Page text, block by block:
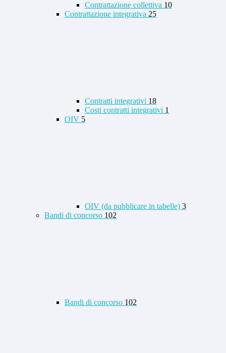
Contrattazione collettiva 10
Contrattazione integrativa 25
Contratti integrativi 18
Costi contratti integrativi 1
OIV 5
OIV (da pubblicare in tabelle) 3
Bandi di concorso 102
Bandi di concorso 102